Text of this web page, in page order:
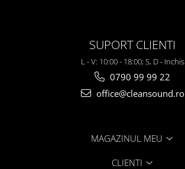
SUPORT CLIENTI
L - V: 10:00 - 18:00; S, D - Inchis
0790 99 99 22
office@cleansound.ro
MAGAZINUL MEU
CLIENTI